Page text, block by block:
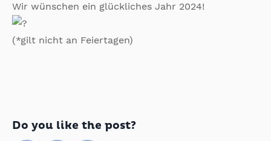
Wir wünschen ein glückliches Jahr 2024!
(*gilt nicht an Feiertagen)
Do you like the post?